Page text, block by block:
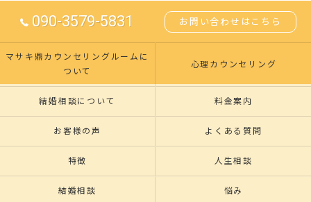
090-3579-5831 お問い合わせはこちら
マサキ鼎カウンセリングルームに
ついて
心理カウンセリング
結婚相談について 料金案内
お客様の声 よくある質問
特徴 人生相談
結婚相談 悩み